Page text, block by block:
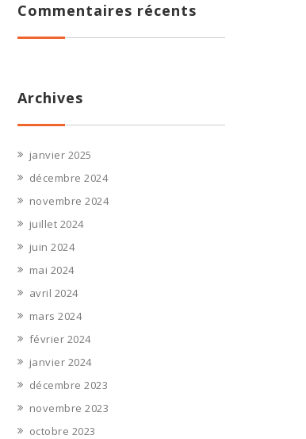
Commentaires récents
Archives
janvier 2025
décembre 2024
novembre 2024
juillet 2024
juin 2024
mai 2024
avril 2024
mars 2024
février 2024
janvier 2024
décembre 2023
novembre 2023
octobre 2023